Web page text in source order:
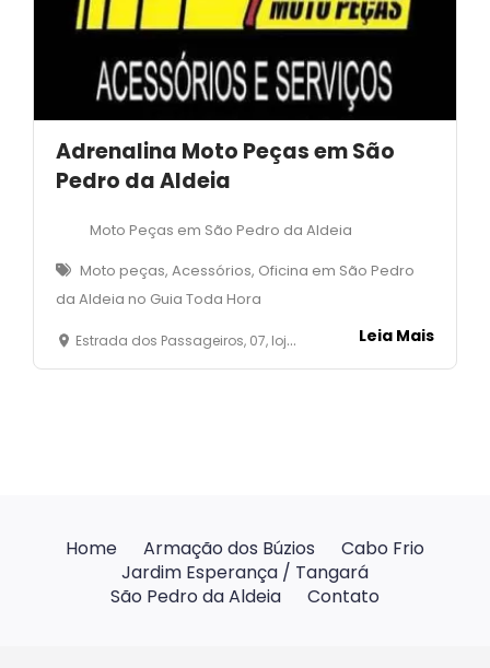
Adrenalina Moto Peças em São
Pedro da Aldeia
Moto Peças em São Pedro da Aldeia
Moto peças, Acessórios, Oficina em São Pedro
da Aldeia no Guia Toda Hora
Estrada dos Passageiros, 07, loja 01 - São João- São Pedro da Aldeia- RJ Leia Mais
Home Armação dos Búzios
Cabo Frio
Jardim Esperança / Tangará
São Pedro da Aldeia
Contato